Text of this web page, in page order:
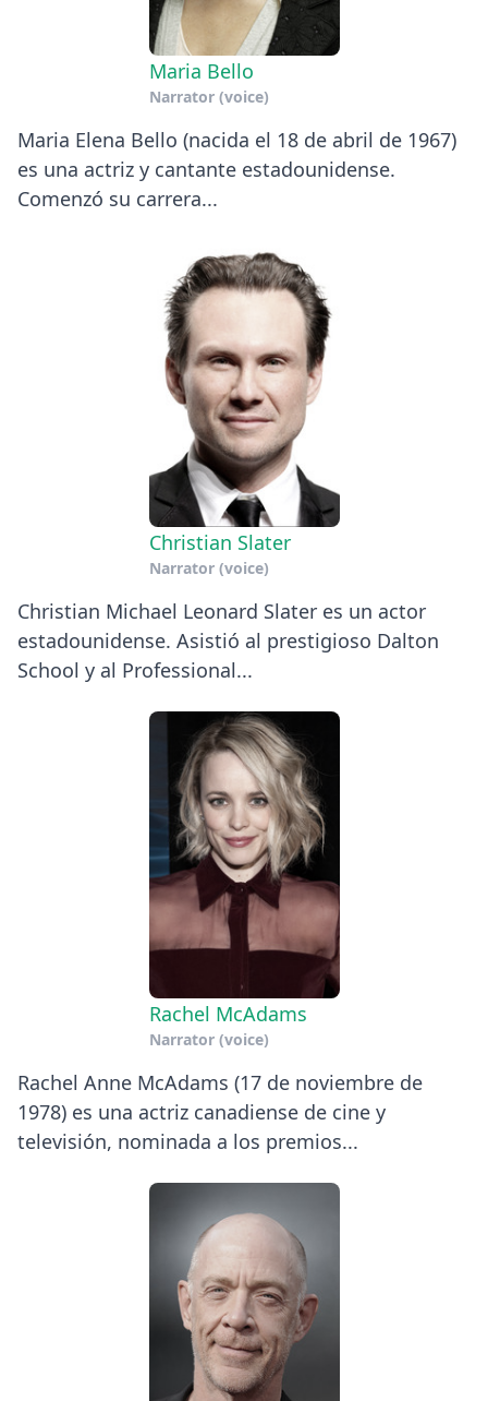
Maria Bello
Narrator (voice)
Maria Elena Bello (nacida el 18 de abril de 1967)
es una actriz y cantante estadounidense.
Comenzó su carrera...
Christian Slater
Narrator (voice)
Christian Michael Leonard Slater es un actor
estadounidense. Asistió al prestigioso Dalton
School y al Professional...
Rachel McAdams
Narrator (voice)
Rachel Anne McAdams (17 de noviembre de
1978) es una actriz canadiense de cine y
televisión, nominada a los premios...